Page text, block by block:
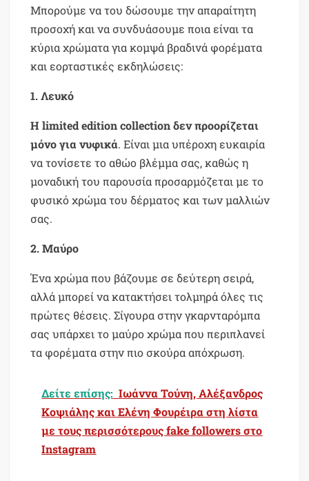
Μπορούμε να του δώσουμε την απαραίτητη
προσοχή και να συνδυάσουμε ποια είναι τα
κύρια χρώματα για κομψά βραδινά φορέματα
και εορταστικές εκδηλώσεις:
1. Λευκό
Η limited edition collection δεν προορίζεται
μόνο για νυφικά. Είναι μια υπέροχη ευκαιρία
να τονίσετε το αθώο βλέμμα σας, καθώς η
μοναδική του παρουσία προσαρμόζεται με το
φυσικό χρώμα του δέρματος και των μαλλιών
σας.
2. Μαύρο
Ένα χρώμα που βάζουμε σε δεύτερη σειρά,
αλλά μπορεί να κατακτήσει τολμηρά όλες τις
πρώτες θέσεις. Σίγουρα στην γκαρνταρόμπα
σας υπάρχει το μαύρο χρώμα που περιπλανεί
τα φορέματα στην πιο σκούρα απόχρωση.
Δείτε επίσης: Ιωάννα Τούνη, Αλέξανδρος
Κοψιάλης και Ελένη Φουρέιρα στη λίστα
με τους περισσότερους fake followers στο
Instagram